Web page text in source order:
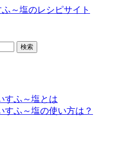
いすふ～塩のレシ
すふ～塩とは
すふ～塩の使い方は？